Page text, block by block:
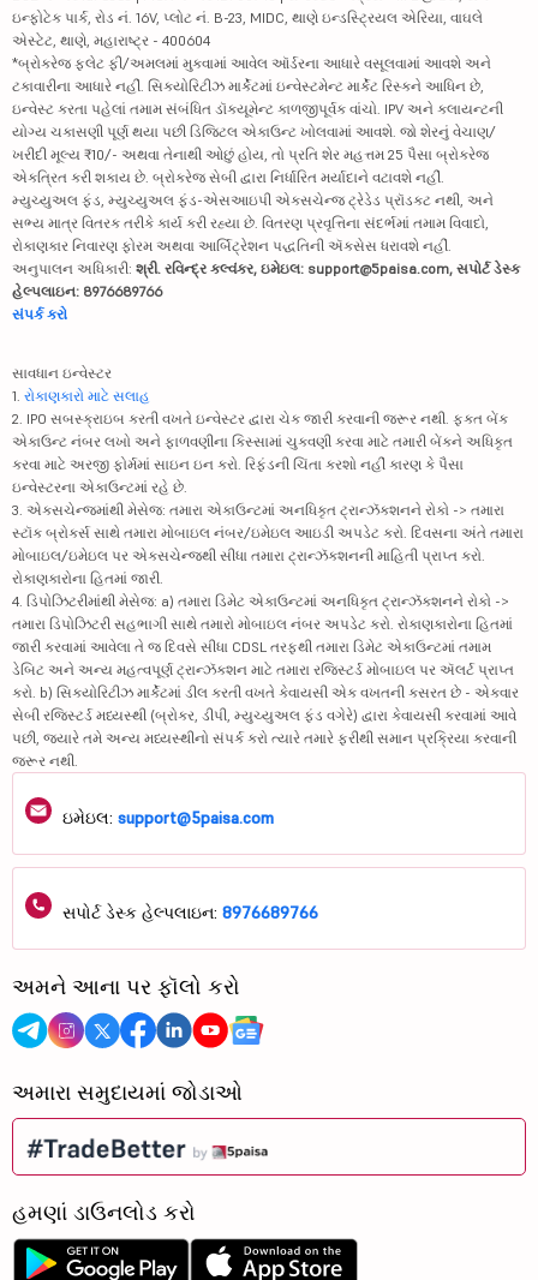
ઇન્ફોટેક પાર્ક, રોડ નં. 16V, પ્લોટ નં. B-23, MIDC, થાણે ઇન્ડસ્ટ્રિયલ એરિયા, વાઘલે
એસ્ટેટ, થાણે, મહારાષ્ટ્ર - 400604
*બ્રોકરેજ ફ્લેટ ફી/અમલમાં મુકવામાં આવેલ ઑર્ડરના આધારે વસૂલવામાં આવશે અને
ટકાવારીના આધારે નહીં. સિક્યોરિટીઝ માર્કેટમાં ઇન્વેસ્ટમેન્ટ માર્કેટ રિસ્કને આધિન છે,
ઇન્વેસ્ટ કરતા પહેલાં તમામ સંબંધિત ડૉક્યૂમેન્ટ કાળજીપૂર્વક વાંચો. IPV અને ક્લાયન્ટની
યોગ્ય ચકાસણી પૂર્ણ થયા પછી ડિજિટલ એકાઉન્ટ ખોલવામાં આવશે. જો શેરનું વેચાણ/
ખરીદી મૂલ્ય ₹10/- અથવા તેનાથી ઓછું હોય, તો પ્રતિ શેર મહત્તમ 25 પૈસા બ્રોકરેજ
એકત્રિત કરી શકાય છે. બ્રોકરેજ સેબી દ્વારા નિર્ધારિત મર્યાદાને વટાવશે નહીં.
મ્યુચ્યુઅલ ફંડ, મ્યુચ્યુઅલ ફંડ-એસઆઇપી એક્સચેન્જ ટ્રેડેડ પ્રૉડક્ટ નથી, અને
સભ્ય માત્ર વિતરક તરીકે કાર્ય કરી રહ્યા છે. વિતરણ પ્રવૃત્તિના સંદર્ભમાં તમામ વિવાદો,
રોકાણકાર નિવારણ ફોરમ અથવા આર્બિટ્રેશન પદ્ધતિની ઍક્સેસ ધરાવશે નહીં.
અનુપાલન અધિકારી: શ્રી. રવિન્દ્ર કલ્વંકર, ઇમેઇલ: support@5paisa.com, સપોર્ટ ડેસ્ક
હેલ્પલાઇન: 8976689766
સંપર્ક કરો
સાવધાન ઇન્વેસ્ટર
1. રોકાણકારો માટે સલાહ
2. IPO સબસ્ક્રાઇબ કરતી વખતે ઇન્વેસ્ટર દ્વારા ચેક જારી કરવાની જરૂર નથી. ફક્ત બેંક
એકાઉન્ટ નંબર લખો અને ફાળવણીના કિસ્સામાં ચુકવણી કરવા માટે તમારી બેંકને અધિકૃત
કરવા માટે અરજી ફોર્મમાં સાઇન ઇન કરો. રિફંડની ચિંતા કરશો નહીં કારણ કે પૈસા
ઇન્વેસ્ટરના એકાઉન્ટમાં રહે છે.
3. એક્સચેન્જમાંથી મેસેજ: તમારા એકાઉન્ટમાં અનધિકૃત ટ્રાન્ઝૅક્શનને રોકો -> તમારા
સ્ટૉક બ્રોકર્સ સાથે તમારા મોબાઇલ નંબર/ઇમેઇલ આઇડી અપડેટ કરો. દિવસના અંતે તમારા
મોબાઇલ/ઇમેઇલ પર એક્સચેન્જથી સીધા તમારા ટ્રાન્ઝૅક્શનની માહિતી પ્રાપ્ત કરો.
રોકાણકારોના હિતમાં જારી.
4. ડિપોઝિટરીમાંથી મેસેજ: a) તમારા ડિમેટ એકાઉન્ટમાં અનધિકૃત ટ્રાન્ઝૅક્શનને રોકો ->
તમારા ડિપોઝિટરી સહભાગી સાથે તમારો મોબાઇલ નંબર અપડેટ કરો. રોકાણકારોના હિતમાં
જારી કરવામાં આવેલા તે જ દિવસે સીધા CDSL તરફથી તમારા ડિમેટ એકાઉન્ટમાં તમામ
ડેબિટ અને અન્ય મહત્વપૂર્ણ ટ્રાન્ઝૅક્શન માટે તમારા રજિસ્ટર્ડ મોબાઇલ પર ઍલર્ટ પ્રાપ્ત
કરો. b) સિક્યોરિટીઝ માર્કેટમાં ડીલ કરતી વખતે કેવાયસી એક વખતની કસરત છે - એકવાર
સેબી રજિસ્ટર્ડ મધ્યસ્થી (બ્રોકર, ડીપી, મ્યુચ્યુઅલ ફંડ વગેરે) દ્વારા કેવાયસી કરવામાં આવે
પછી, જ્યારે તમે અન્ય મધ્યસ્થીનો સંપર્ક કરો ત્યારે તમારે ફરીથી સમાન પ્રક્રિયા કરવાની
જરૂર નથી.
ઇમેઇલ: support@5paisa.com
સપોર્ટ ડેસ્ક હેલ્પલાઇન: 8976689766
અમને આના પર ફૉલો કરો
અમારા સમુદાયમાં જોડાઓ
હમણાં ડાઉનલોડ કરો